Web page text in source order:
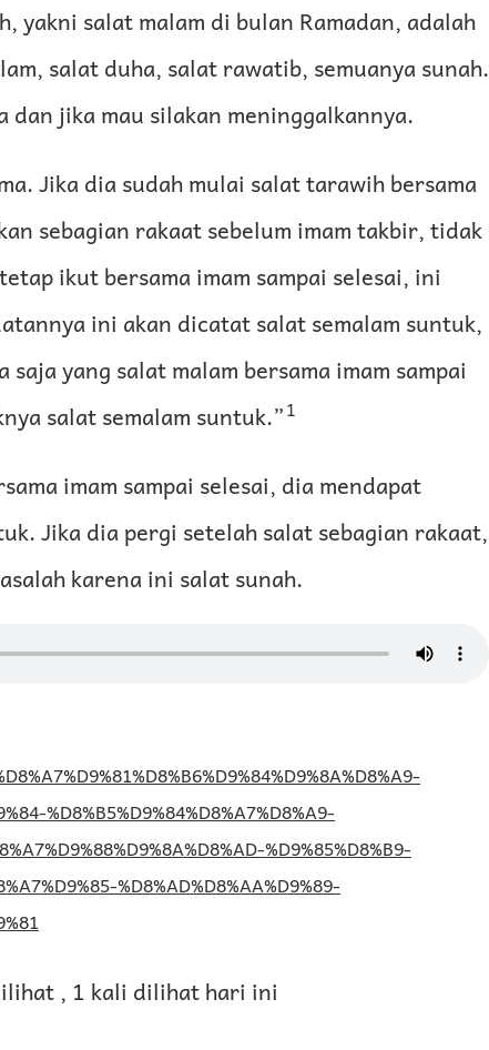
yakni salat malam di bulan Ramadan, adalah
salat duha, salat rawatib, semuanya sunah.
dan jika mau silakan meninggalkannya.
Jika dia sudah mulai salat tarawih bersama
sebagian rakaat sebelum imam takbir, tidak
ikut bersama imam sampai selesai, ini
ini akan dicatat salat semalam suntuk,
salat semalam suntuk.”1
imam sampai selesai, dia mendapat
Jika dia pergi setelah salat sebagian rakaat,
karena ini salat sunah.
%D8%B5%D9%84%D8%A7%D8%A9-
%D9%85%D8%B9-
%D8%AD%D8%AA%D9%89-
, 1 kali dilihat hari ini